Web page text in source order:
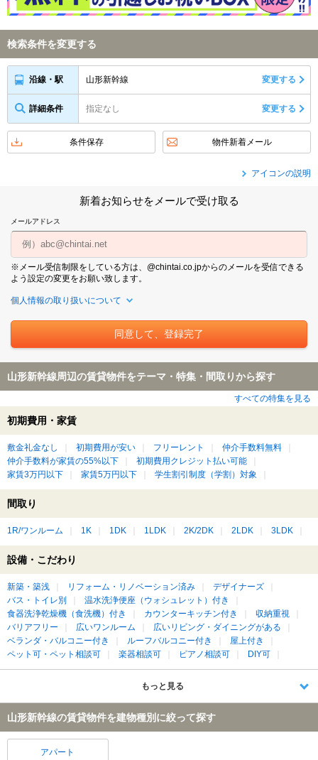
検索条件を変更する
沿線・駅 山形新幹線 変更する
詳細条件 指定なし 変更する
条件保存 物件新着メール
アイコンの説明
新着お知らせをメールで受け取る
メールアドレス
※メール受信制限をしている方は、@chintai.co.jpからのメールを受信できる
よう設定の変更をお願い致します。
個人情報の取り扱いについて
山形新幹線周辺の賃貸物件をテーマ・特集・間取りから探す
すべての特集を見る
初期費用・家賃
敷金礼金なし 初期費用が安い フリーレント
仲介手数料無料
仲介手数料が家賃の55%以下
初期費用クレジット払い可能
家賃3万円以下
家賃5万円以下 学生割引制度（学割）対象
間取り
1R/ワンルーム 1K 1DK 1LDK 2K/2DK 2LDK 3LDK
設備・こだわり
新築・築浅 リフォーム・リノベーション済み
デザイナーズ
バス・トイレ別
温水洗浄便座（ウォシュレット）付き
食器洗浄乾燥機（食洗機）付き
カウンターキッチン付き
収納重視
バリアフリー
広いワンルーム
広いリビング・ダイニングがある
ベランダ・バルコニー付き
ルーフバルコニー付き
屋上付き
ペット可・ペット相談可
楽器相談可 ピアノ相談可 DIY可
もっと見る
山形新幹線の賃貸物件を建物種別に絞って探す
アパート